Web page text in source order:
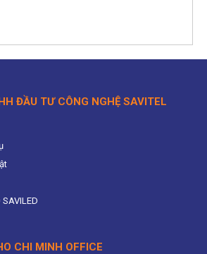
ĐẦU TƯ CÔNG NGHỆ SAVITEL
CHI MINH OFFICE